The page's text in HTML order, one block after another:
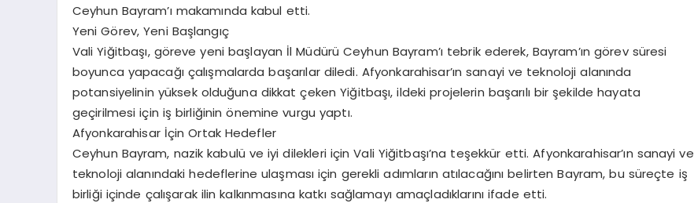
Ceyhun Bayram’ı makamında kabul etti.
Yeni Görev, Yeni Başlangıç
Vali Yiğitbaşı, göreve yeni başlayan İl Müdürü Ceyhun Bayram’ı tebrik ederek, Bayram’ın görev süresi
boyunca yapacağı çalışmalarda başarılar diledi. Afyonkarahisar’ın sanayi ve teknoloji alanında
potansiyelinin yüksek olduğuna dikkat çeken Yiğitbaşı, ildeki projelerin başarılı bir şekilde hayata
geçirilmesi için iş birliğinin önemine vurgu yaptı.
Afyonkarahisar İçin Ortak Hedefler
Ceyhun Bayram, nazik kabulü ve iyi dilekleri için Vali Yiğitbaşı’na teşekkür etti. Afyonkarahisar’ın sanayi ve
teknoloji alanındaki hedeflerine ulaşması için gerekli adımların atılacağını belirten Bayram, bu süreçte iş
birliği içinde çalışarak ilin kalkınmasına katkı sağlamayı amaçladıklarını ifade etti.